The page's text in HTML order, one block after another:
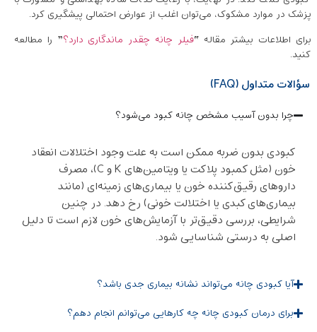
پزشک در موارد مشکوک، می‌توان اغلب از عوارض احتمالی پیشگیری کرد.
برای اطلاعات بیشتر مقاله “فیلر چانه چقدر ماندگاری دارد؟” را مطالعه
کنید.
سؤالات متداول (FAQ)
چرا بدون آسیب مشخص چانه کبود می‌شود؟
کبودی بدون ضربه ممکن است به علت وجود اختلالات انعقاد
خون (مثل کمبود پلاکت یا ویتامین‌های K و C)، مصرف
داروهای رقیق‌کننده خون یا بیماری‌های زمینه‌ای (مانند
بیماری‌های کبدی یا اختلالت خونی) رخ دهد. در چنین
شرایطی، بررسی دقیق‌تر با آزمایش‌های خون لازم است تا دلیل
اصلی به درستی شناسایی شود.
آیا کبودی چانه می‌تواند نشانه بیماری جدی باشد؟
برای درمان کبودی چانه چه کارهایی می‌توانم انجام دهم؟